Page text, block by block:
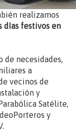
realizamos
días festivos en
necesidades,
a
vecinos de
y
Satélite,
y